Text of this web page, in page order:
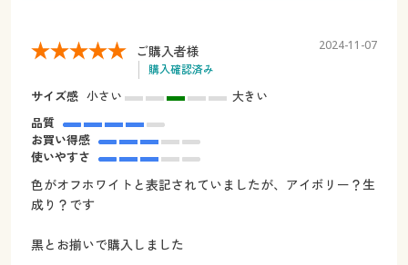
ご購入者様
購入確認済み
2024-11-07
サイズ感 小さい
大きい
品質
お買い得感
使いやすさ
色がオフホワイトと表記されていましたが、アイボリー？生
成り？です
黒とお揃いで購入しました